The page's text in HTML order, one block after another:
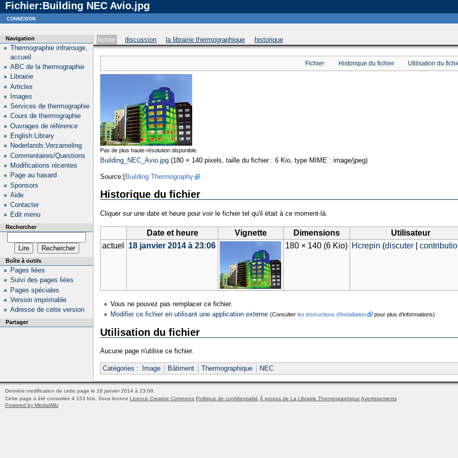
Notice: curl_setopt_array(): CURLOPT_SSL_VERIFYHOST no longer accepts the value 1, value 2 will be used instead in
Fichier:Building NEC Avio.jpg
fichier discussion la librairie thermographique historique
Fichier Historique du fichier Utilisation du
Pas de plus haute résolution disponible.
Building_NEC_Avio.jpg (180 × 140 pixels, taille du fichier : 6 Kio, type MIME : image/jpeg)
Source:[Building Thermography
Historique du fichier
Cliquer sur une date et heure pour voir le fichier tel qu'il était à ce moment-là.
Date et heure Vignette Dimensions Utilisateur
actuel
18 janvier 2014 à 23:06 180 × 140 (6 Kio) Hcrepin (discuter |
Vous ne pouvez pas remplacer ce fichier.
Modifier ce fichier en utilisant une application externe (Consulter les instructions d'installation pour plus d'informations)
Utilisation du fichier
Aucune page n'utilise ce fichier.
Catégories : Image Bâtiment Thermographique NEC
Navigation
Thermographie infrarouge,
accueil
ABC de la thermographie
Librairie
Articles
Images
Services de thermographie
Cours de thermographie
Ouvrages de référence
English:Library
Nederlands:Verzameling
Commentaires/Questions
Modifications récentes
Page au hasard
Sponsors
Aide
Contacter
Edit menu
Rechercher
Boîte à outils
Pages liées
Suivi des pages liées
Pages spéciales
Version imprimable
Adresse de cette version
Partager
connexion
Dernière modification de cette page le 18 janvier 2014 à 23:08.
Cette page a été consultée 4 153 fois. Sous licence Licence Creative Commons Politique de confidentialité À propos de La Librairie Thermographique Avertissements
Powered by MediaWiki